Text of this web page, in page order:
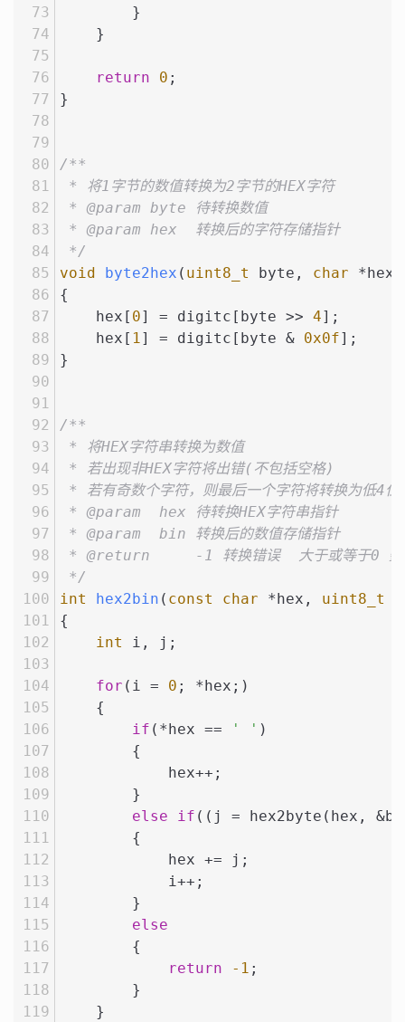
        }
    }
return 0 ;
}
/**
* 将1字节的数值转换为2字节的HEX字符
* @param byte 待转换数值
* @param hex  转换后的字符存储指针
*/
void
byte2hex ( uint8_t byte, char *hex)
{
    hex[
0] = digitc[byte >> 4];
    hex[
1] = digitc[byte & 0x0f];
}
/**
* 将HEX字符串转换为数值
* 若出现非HEX字符将出错(不包括空格)
* 若有奇数个字符，则最后一个字符将转换为低4位
* @param  hex 待转换HEX字符串指针
* @param  bin 转换后的数值存储指针
* @return     -1 转换错误  大于或等于0 数
*/
int
hex2bin ( const char *hex, uint8_t
{
int
i, j;
for (i = 0 ; *hex;)
    {
if (*hex == ' ' )
        {
            hex++;
        }
else
if ((j = hex2byte(hex,
        {
            hex += j;
            i++;
        }
else
        {
return
-1 ;
        }
    }